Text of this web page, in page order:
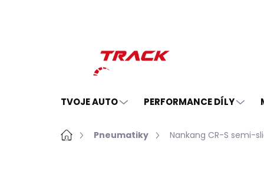
TVOJE AUTO PERFORMANCE DÍLY
DomůPneumatiky Nankang CR-S semi-